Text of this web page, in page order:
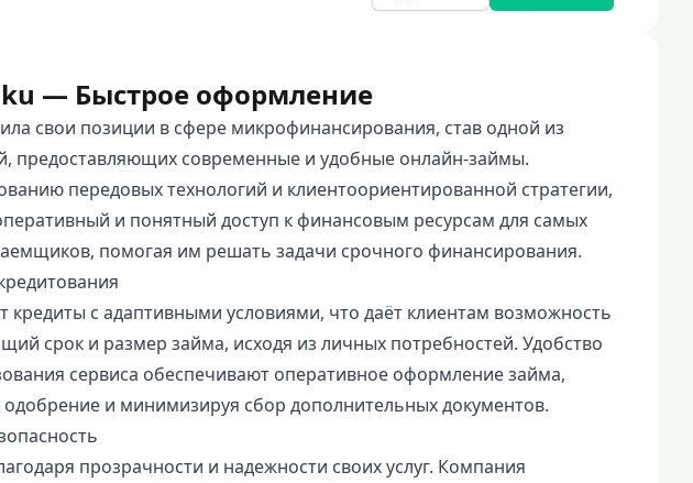
— Быстрое оформление
свои позиции в сфере микрофинансирования, став одной из
предоставляющих современные и удобные онлайн-займы.
передовых технологий и клиентоориентированной стратегии,
и понятный доступ к финансовым ресурсам для самых
помогая им решать задачи срочного финансирования.
кредиты с адаптивными условиями, что даёт клиентам возможность
срок и размер займа, исходя из личных потребностей. Удобство
сервиса обеспечивают оперативное оформление займа,
и минимизируя сбор дополнительных документов.
прозрачности и надежности своих услуг. Компания